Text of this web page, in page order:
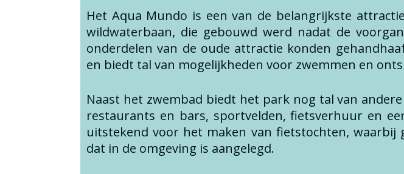
Het Aqua Mundo is een van de belangrijkste
wildwaterbaan, die gebouwd werd nadat de
onderdelen van de oude attractie konden
en biedt tal van mogelijkheden voor zwemmen en
Naast het zwembad biedt het park nog tal van
restaurants en bars, sportvelden, fietsverhuur en
uitstekend voor het maken van fietstochten,
dat in de omgeving is aangelegd.